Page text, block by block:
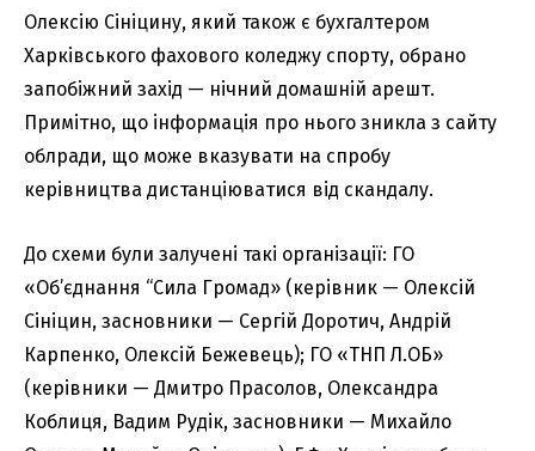
Олексію Сініцину, який також є бухгалтером
Харківського фахового коледжу спорту, обрано
запобіжний захід — нічний домашній арешт.
Примітно, що інформація про нього зникла з сайту
облради, що може вказувати на спробу
керівництва дистанціюватися від скандалу.
До схеми були залучені такі організації: ГО
«Об’єднання “Сила Громад» (керівник — Олексій
Сініцин, засновники — Сергій Доротич, Андрій
Карпенко, Олексій Бежевець); ГО «ТНП Л.ОБ»
(керівники — Дмитро Прасолов, Олександра
Коблиця, Вадим Рудік, засновники — Михайло